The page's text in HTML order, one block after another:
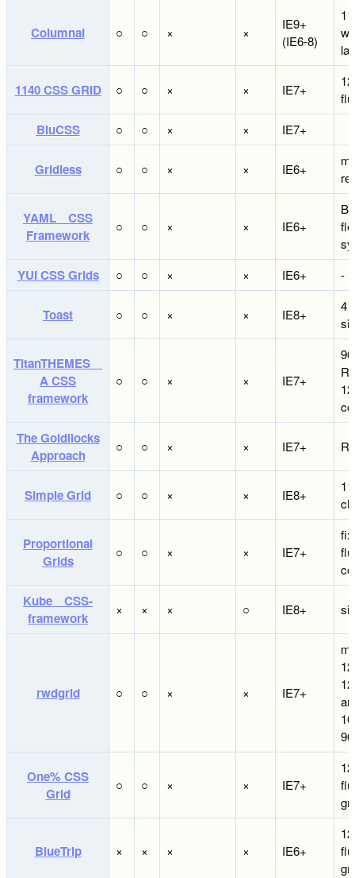
Columnal ○ ○ × ×
IE9+
(IE6-8)
1140 CSS GRID ○ ○ × × IE7+
BluCSS ○ ○ × × IE7+
Gridless ○ ○ × × IE6+
YAML CSS
Framework
○ ○ × × IE6+
YUI CSS Grids ○ ○ × × IE6+ -
Toast ○ ○ × × IE8+
4
TitanTHEMES
A CSS
framework
○ ○ × × IE7+
The Goldilocks
Approach
○ ○ × × IE7+
Simple Grid ○ ○ × × IE8+
Proportional
Grids
○ ○ × × IE7+
Kube CSS-
framework
× × × ○ IE8+
rwdgrid ○ ○ × × IE7+
One% CSS
Grid
○ ○ × × IE7+
BlueTrip × × × × IE6+